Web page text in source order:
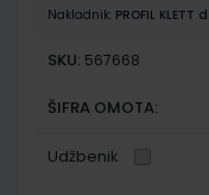
Nakladnik: PROFIL KLETT
SKU: 567668
ŠIFRA OMOTA:
Udžbenik